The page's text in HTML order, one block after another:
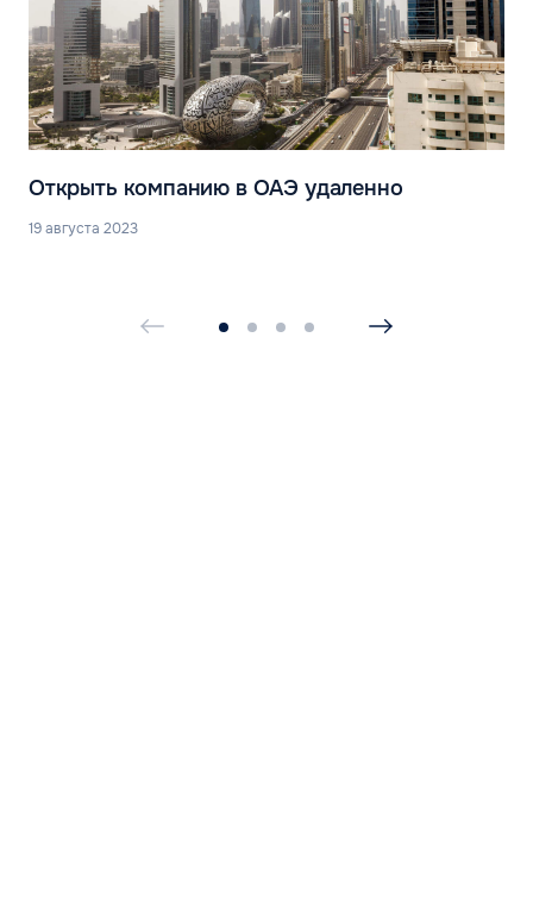
Открыть компанию в ОАЭ удаленно
19 августа 2023